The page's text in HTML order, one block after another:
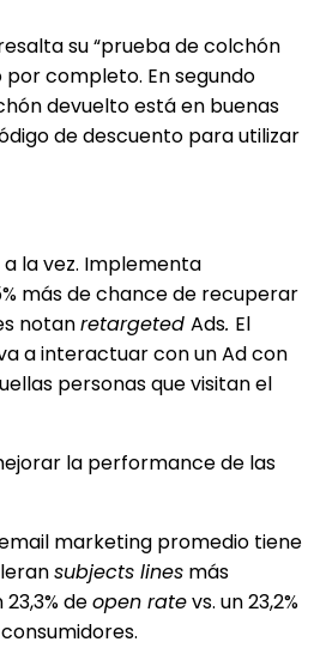
su “prueba de colchón
por completo. En segundo
devuelto está en buenas
de descuento para utilizar
la vez. Implementa
más de chance de recuperar
notanretargeted Ads. El
a interactuar con un Ad con
personas que visitan el
la performance de las
marketing promedio tiene
subjects lines más
deopen ratevs. un 23,2%